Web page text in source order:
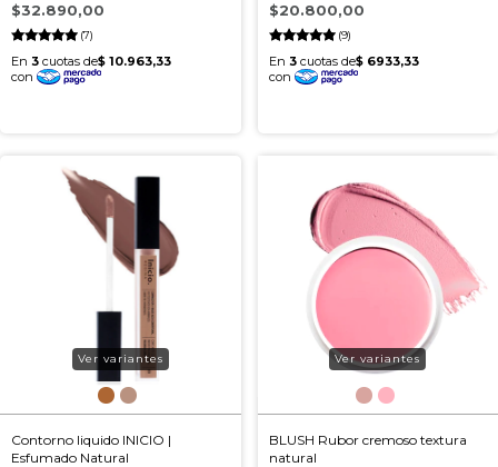
(7)
$32.890,00
(9)
$20.800,00
Contorno liquido INICIO |
Esfumado Natural
Ver variantes
BLUSH Rubor cremoso textura
natural
Ver variantes